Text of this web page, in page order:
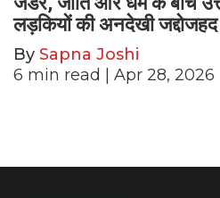
लड़कियों की अनदेखी जद्दोजहद
By Sapna Joshi
6 min read | Apr 28, 2026